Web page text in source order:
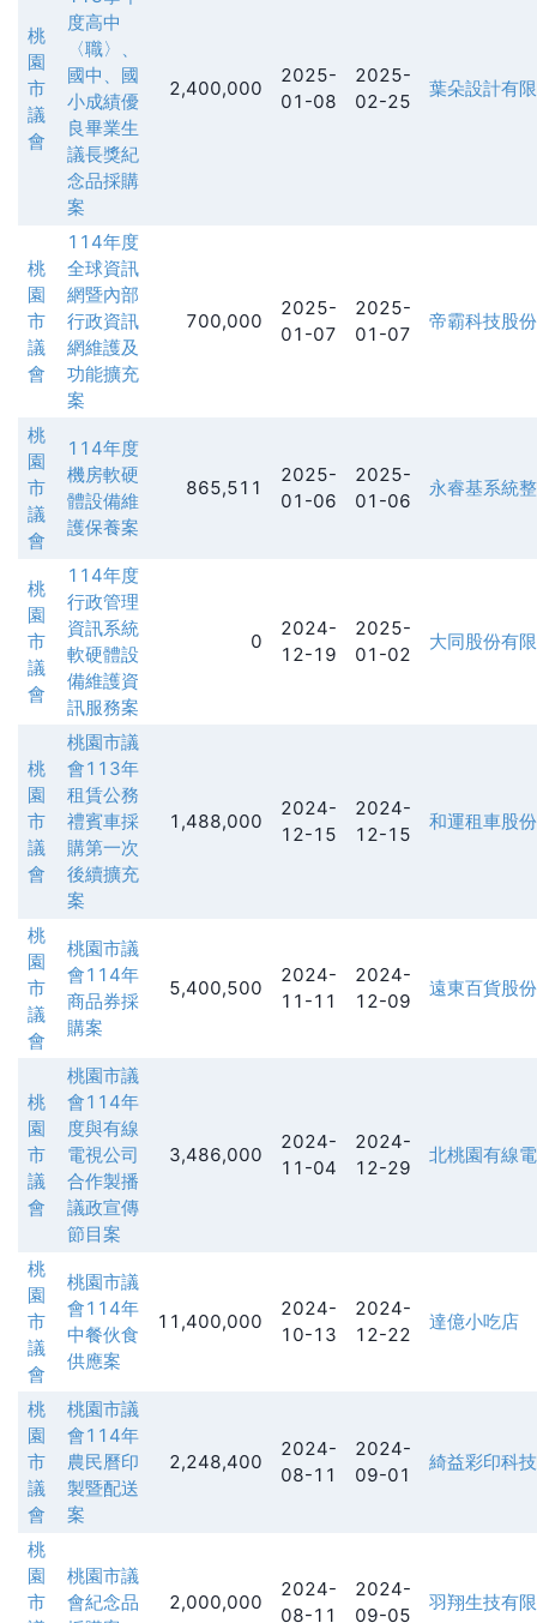
桃
園
市
議
會
度高中
〈職〉、
國中、國
小成績優
良畢業生
議長獎紀
念品採購
案
2,400,000
2025-
01-08
2025-
02-25
葉朵設計有
桃
園
市
議
會
114年度
全球資訊
網暨內部
行政資訊
網維護及
功能擴充
案
700,000
2025-
01-07
2025-
01-07
帝霸科技股
桃
園
市
議
會
114年度
機房軟硬
體設備維
護保養案
865,511
2025-
01-06
2025-
01-06
永睿基系統
桃
園
市
議
會
114年度
行政管理
資訊系統
軟硬體設
備維護資
訊服務案
0
2024-
12-19
2025-
01-02
大同股份有
桃
園
市
議
會
桃園市議
會113年
租賃公務
禮賓車採
購第一次
後續擴充
案
1,488,000
2024-
12-15
2024-
12-15
和運租車股
桃
園
市
議
會
桃園市議
會114年
商品券採
購案
5,400,500
2024-
11-11
2024-
12-09
遠東百貨股
桃
園
市
議
會
桃園市議
會114年
度與有線
電視公司
合作製播
議政宣傳
節目案
3,486,000
2024-
11-04
2024-
12-29
北桃園有線
桃
園
市
議
會
桃園市議
會114年
中餐伙食
供應案
11,400,000
2024-
10-13
2024-
12-22
達億小吃店
桃
園
市
議
會
桃園市議
會114年
農民曆印
製暨配送
案
2,248,400
2024-
08-11
2024-
09-01
綺益彩印科
桃
園
市
桃園市議
會紀念品
2,000,000
2024-
08-11
2024-
09-05
羽翔生技有